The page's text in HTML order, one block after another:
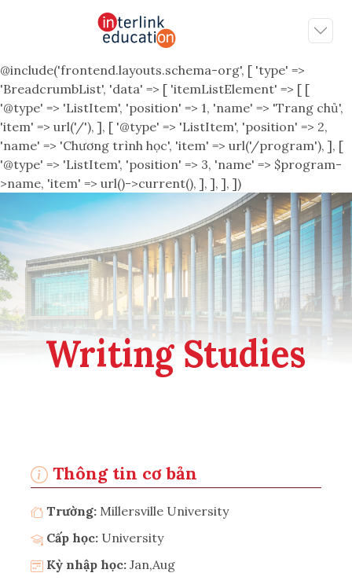
@include('frontend.layouts.schema-org', [ 'type' =>
'BreadcrumbList', 'data' => [ 'itemListElement' => [ [
'@type' => 'ListItem', 'position' => 1, 'name' => 'Trang chủ',
'item' => url('/'), ], [ '@type' => 'ListItem', 'position' => 2,
'name' => 'Chương trình học', 'item' => url('/program'), ], [
'@type' => 'ListItem', 'position' => 3, 'name' => $program-
>name, 'item' => url()->current(), ], ], ], ])
Writing Studies
Thông tin cơ bản
Trường: Millersville University
Cấp học: University
Kỳ nhập học: Jan,Aug